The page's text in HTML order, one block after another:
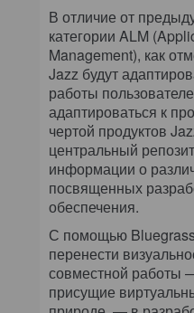
В отличие от
категории ALM
Management), как
Jazz будут
работы
адаптироваться к
чертой продуктов
центральный
информации о
посвященных
обеспечения.
С помощью
перенести
совместной работы
присущие